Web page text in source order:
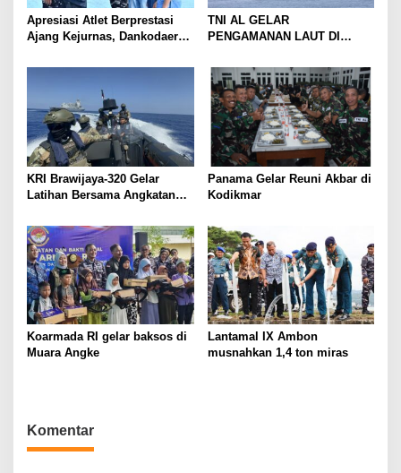
Apresiasi Atlet Berprestasi
Ajang Kejurnas, Dankodaeral
Layar Kepri
TNI AL GELAR
PENGAMANAN LAUT DI
DUKUNG KELANCARAN
ARUS MUDIK LEBARAN
TAHUN
KRI Brawijaya-320 Gelar
Latihan Bersama Angkatan
Mediterania
Panama Gelar Reuni Akbar di
Kodikmar
Koarmada RI gelar baksos di
Muara Angke
Lantamal IX Ambon
musnahkan 1,4 ton miras
Komentar